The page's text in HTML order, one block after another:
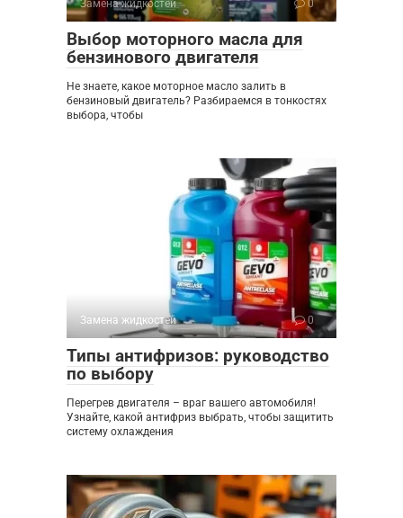
Замена жидкостей 0
Выбор моторного масла для
бензинового двигателя
Не знаете, какое моторное масло залить в
бензиновый двигатель? Разбираемся в тонкостях
выбора, чтобы
Замена жидкостей 0
Типы антифризов: руководство
по выбору
Перегрев двигателя – враг вашего автомобиля!
Узнайте, какой антифриз выбрать, чтобы защитить
систему охлаждения